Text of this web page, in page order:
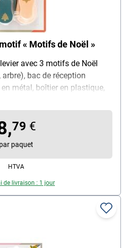
« Motifs de Noël »
avec 3 motifs de Noël
bac de réception
métal, boîtier en plastique,
79 €
par paquet
HTVA
de livraison : 1 jour